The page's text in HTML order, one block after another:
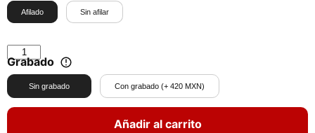
Afilado Sin afilar
Grabado
Sin grabado Con grabado (+ 420 MXN)
Añadir al carrito